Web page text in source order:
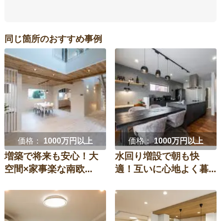
同じ箇所のおすすめ事例
価格： 1000万円以上
増築で将来も安心！大
空間×家事楽な南欧...
価格：1000万円以上
水回り増設で朝も快
適！互いに心地よく暮...